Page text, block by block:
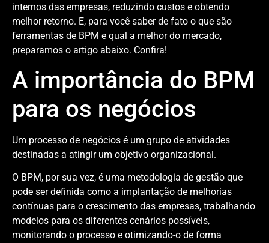
internos das empresas, reduzindo custos e obtendo
melhor retorno. E, para você saber de fato o que são
ferramentas de BPM e qual a melhor do mercado,
preparamos o artigo abaixo. Confira!
A importância do BPM
para os negócios
Um processo de negócios é um grupo de atividades
destinadas a atingir um objetivo organizacional.
O BPM, por sua vez, é uma metodologia de gestão que
pode ser definida como a implantação de melhorias
contínuas para o crescimento das empresas, trabalhando
modelos para os diferentes cenários possíveis,
monitorando o processo e otimizando-o de forma